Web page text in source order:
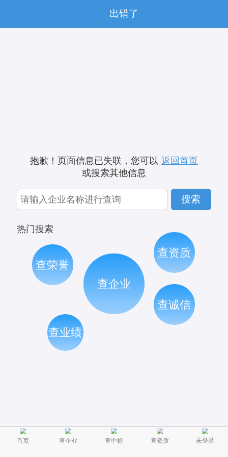
出错了
抱歉！页面信息已失联，您可以 返回首页
或搜索其他信息
搜索
热门搜索
查荣誉
查资质
查企业
查业绩
查诚信
首页 查企业 查中标 查资质 未登录